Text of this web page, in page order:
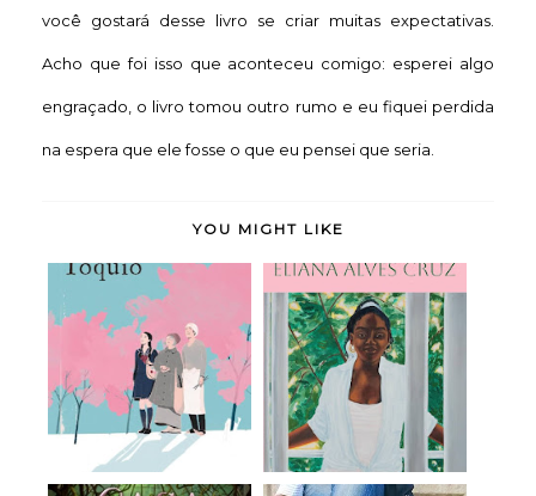
você gostará desse livro se criar muitas expectativas.
Acho que foi isso que aconteceu comigo: esperei algo
engraçado, o livro tomou outro rumo e eu fiquei perdida
na espera que ele fosse o que eu pensei que seria.
YOU MIGHT LIKE
Doce Tóquio - Durian
Sukegawa (rese...
Meridiana - Eliana
Alves Cruz (rese...